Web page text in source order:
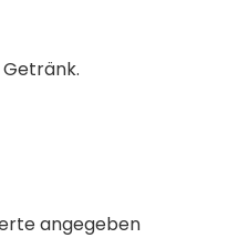
angegeben